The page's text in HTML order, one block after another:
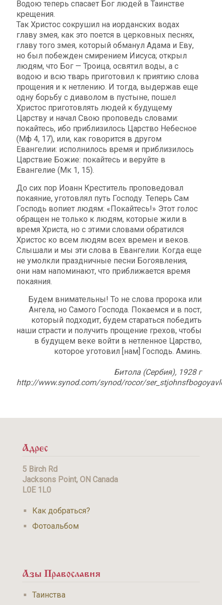
Водою теперь спасает Бог людей в Таинстве
крещения.
Так Христос сокрушил на иорданских водах
главу змея, как это поется в церковных песнях,
главу того змея, который обманул Адама и Еву,
но был побежден смирением Иисуса; открыл
людям, что Бог — Троица, освятил воды, а с
водою и всю тварь приготовил к приятию слова
прощения и к нетлению. И тогда, выдержав еще
одну борьбу с диаволом в пустыне, пошел
Христос приготовлять людей к будущему
Царству и начал Свою проповедь словами:
покайтесь, ибо приблизилось Царство Небесное
(Мф 4, 17), или, как говорится в другом
Евангелии: исполнилось время и приблизилось
Царствие Божие: покайтесь и веруйте в
Евангелие (Мк 1, 15).
До сих пор Иоанн Креститель проповедовал
покаяние, уготовлял путь Господу. Теперь Сам
Господь вопиет людям: «Покайтесь!» Этот голос
обращен не только к людям, которые жили в
время Христа, но с этими словами обратился
Христос ко всем людям всех времен и веков.
Слышали и мы эти слова в Евангелии. Когда еще
не умолкли праздничные песни Богоявления,
они нам напоминают, что приближается время
покаяния.
Будем внимательны! То не слова пророка или
Ангела, но Самого Господа. Покаемся и в пост,
который подходит, будем стараться победить
наши страсти и получить прощение грехов, чтобы
в будущем веке войти в нетленное Царство,
которое уготовил [нам] Господь. Аминь.
Битола (Сербия), 1928 г
http://www.synod.com/synod/rocor/
Адрес
5 Birch Rd
Jacksons Point, ON Canada
L0E 1L0
Как добраться?
Фотоальбом
Азы Православия
Таинства